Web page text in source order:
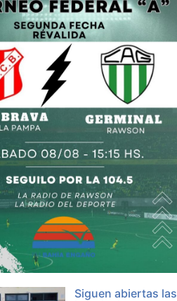
Siguen abiertas las